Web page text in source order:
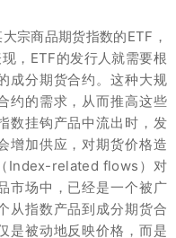
宗商品期货指数的ETF，
，ETF的发行人就需要根
成分期货合约。这种大规
约的需求，从而推高这些
数挂钩产品中流出时，发
增加供应，对期货价格造
Index-related flows）对
市场中，已经是一个被广
从指数产品到成分期货合
是被动地反映价格，而是